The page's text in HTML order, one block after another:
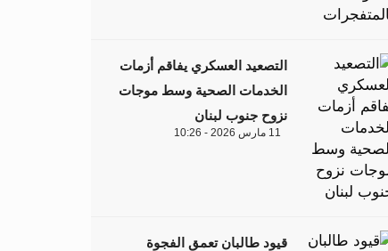
التصعيد العسكري يفاقم أزمات
الخدمات الصحية وسط موجات
نزوح جنوب لبنان
11 مارس 2026 - 10:26
قيود طالبان تعمق الفجوة